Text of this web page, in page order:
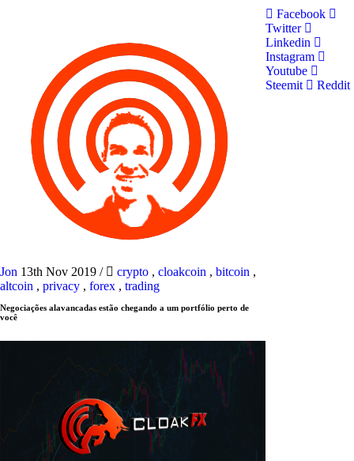
Jon 13th Nov 2019 / crypto , cloakcoin , bitcoin ,
altcoin , privacy , forex , trading
Negociações alavancadas estão chegando a um portfólio perto de
você
Facebook
Twitter
Linkedin
Instagram
Youtube
Steemit
Reddit